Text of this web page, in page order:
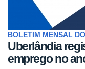
BOLETIM MENSAL
Uberlândia
emprego no